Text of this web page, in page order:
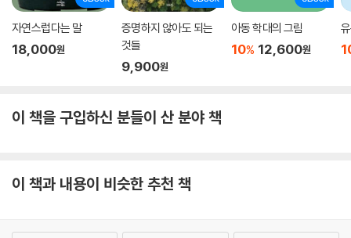
자연스럽다는 말
18,000원
증명하지 않아도 되는
것들
9,900원
아동 학대의 그림
10% 12,600원
이 책을 구입하신 분들이 산 분야 책
이 책과 내용이 비슷한 추천 책